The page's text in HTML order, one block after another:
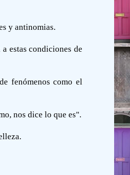
y antinomias.
estas condiciones de
fenómenos como el
nos dice lo que es".